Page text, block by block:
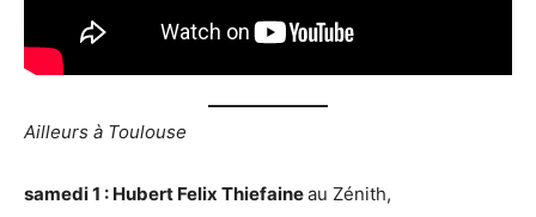
Ailleurs à Toulouse
samedi 1 : Hubert Felix Thiefaineau Zénith,